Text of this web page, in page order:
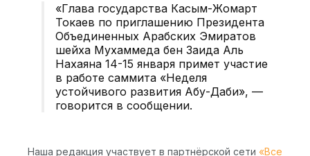
«Глава государства Касым-Жомарт
Токаев по приглашению Президента
Объединенных Арабских Эмиратов
шейха Мухаммеда бен Заида Аль
Нахаяна 14-15 января примет участие
в работе саммита «Неделя
устойчивого развития Абу-Даби», —
говорится в сообщении.
Наша редакция участвует в партнёрской сети «Все